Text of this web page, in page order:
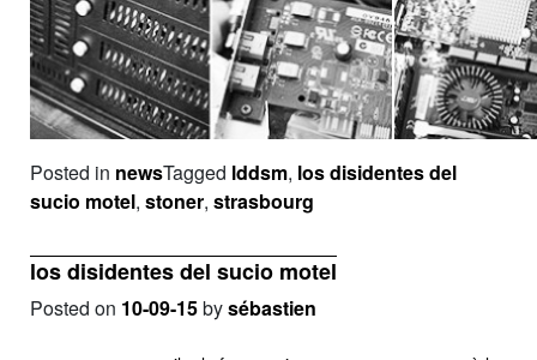
Posted in newsTagged lddsm, los disidentes del
sucio motel, stoner, strasbourg
los disidentes del sucio motel
Posted on 10-09-15bysébastien